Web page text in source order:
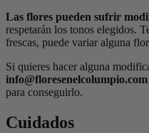
Las flores pueden sufrir
respetarán los tonos elegidos.
frescas, puede variar alguna
Si quieres hacer alguna
info@floresenelcolumpio.com
para conseguirlo.
Cuidados